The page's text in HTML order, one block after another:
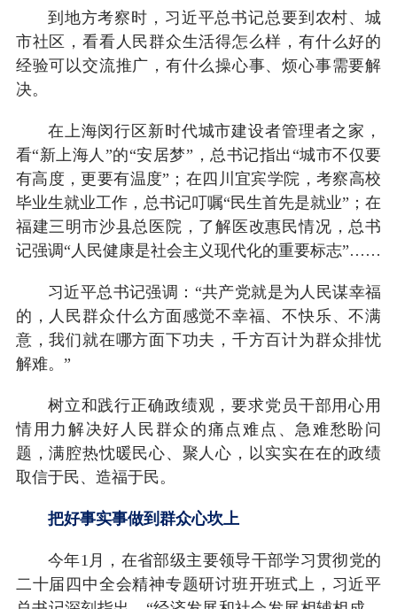
到地方考察时，习近平总书记总要到农村、城
市社区，看看人民群众生活得怎么样，有什么好的
经验可以交流推广，有什么操心事、烦心事需要解
决。
在上海闵行区新时代城市建设者管理者之家，
看“新上海人”的“安居梦”，总书记指出“城市不仅要
有高度，更要有温度”；在四川宜宾学院，考察高校
毕业生就业工作，总书记叮嘱“民生首先是就业”；在
福建三明市沙县总医院，了解医改惠民情况，总书
记强调“人民健康是社会主义现代化的重要标志”……
习近平总书记强调：“共产党就是为人民谋幸福
的，人民群众什么方面感觉不幸福、不快乐、不满
意，我们就在哪方面下功夫，千方百计为群众排忧
解难。”
树立和践行正确政绩观，要求党员干部用心用
情用力解决好人民群众的痛点难点、急难愁盼问
题，满腔热忱暖民心、聚人心，以实实在在的政绩
取信于民、造福于民。
把好事实事做到群众心坎上
今年1月，在省部级主要领导干部学习贯彻党的
二十届四中全会精神专题研讨班开班式上，习近平